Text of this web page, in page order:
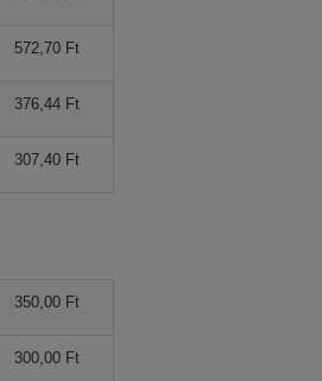
572,70 Ft
376,44 Ft
307,40 Ft
350,00 Ft
300,00 Ft